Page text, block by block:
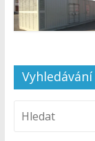
Vyhledávání